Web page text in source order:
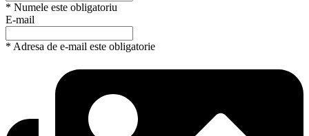
* Numele este obligatoriu
E-mail
* Adresa de e-mail este obligatorie